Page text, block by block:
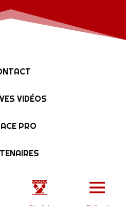
VIDÉOS
PRO
| Designed by